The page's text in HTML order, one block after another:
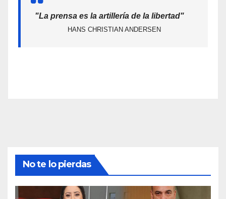
"La prensa es la artillería de la libertad"
HANS CHRISTIAN ANDERSEN
No te lo pierdas